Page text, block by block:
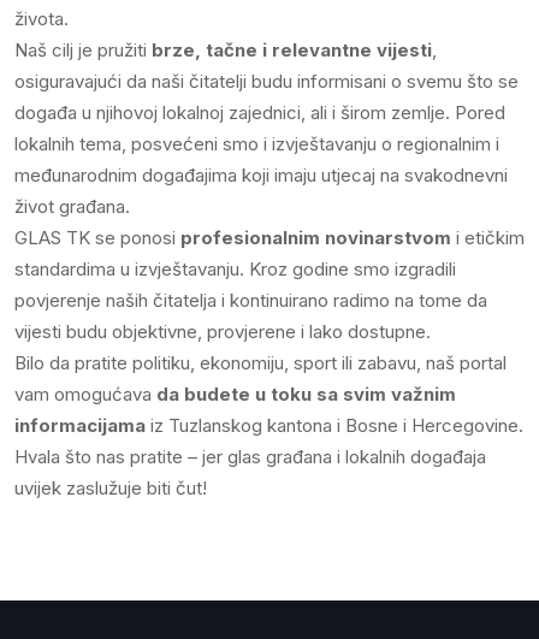
života.
Naš cilj je pružiti brze, tačne i relevantne vijesti
osiguravajući da naši čitatelji budu informisani o svemu što se
događa u njihovoj lokalnoj zajednici, ali i širom zemlje. Pored
lokalnih tema, posvećeni smo i izvještavanju o regionalnim i
međunarodnim događajima koji imaju utjecaj na svakodnevni
život građana.
GLAS TK se ponosi profesionalnim novinarstvom i etičkim
standardima u izvještavanju. Kroz godine smo izgradili
povjerenje naših čitatelja i kontinuirano radimo na tome da
vijesti budu objektivne, provjerene i lako dostupne.
Bilo da pratite politiku, ekonomiju, sport ili zabavu, naš portal
vam omogućava da budete u toku sa svim važnim
informacijama iz Tuzlanskog kantona i Bosne i Hercegovine.
Hvala što nas pratite – jer glas građana i lokalnih događaja
uvijek zaslužuje biti čut!